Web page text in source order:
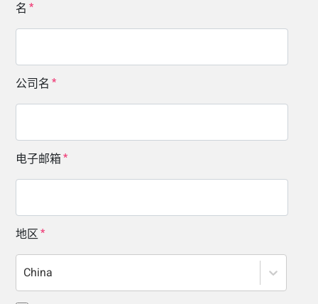
名
公司名
电子邮箱
地区
China